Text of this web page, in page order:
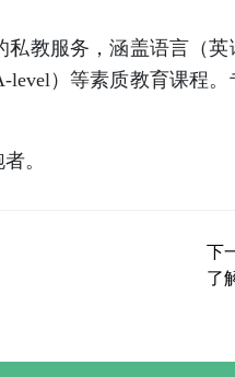
私教服务，涵盖语言（
level）等素质教育课程
。
下
了